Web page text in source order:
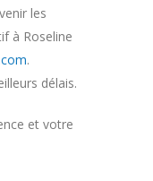
les
à Roseline
.
délais.
et votre